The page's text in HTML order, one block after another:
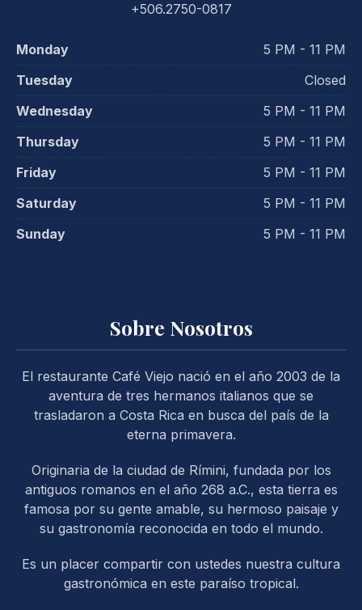
+506.2750-0817
Monday
5 PM - 11 PM
Tuesday
Closed
Wednesday
5 PM - 11 PM
Thursday
5 PM - 11 PM
Friday
5 PM - 11 PM
Saturday
5 PM - 11 PM
Sunday
5 PM - 11 PM
Sobre Nosotros
El restaurante Café Viejo nació en el año 2003 de la
aventura de tres hermanos italianos que se
trasladaron a Costa Rica en busca del país de la
eterna primavera.
Originaria de la ciudad de Rímini, fundada por los
antiguos romanos en el año 268 a.C., esta tierra es
famosa por su gente amable, su hermoso paisaje y
su gastronomía reconocida en todo el mundo.
Es un placer compartir con ustedes nuestra cultura
gastronómica en este paraíso tropical.
PREVIOUS